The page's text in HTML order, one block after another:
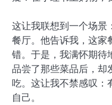
这让我联想到一个场景
餐厅。他告诉我，这家
错。于是，我满怀期待
品尝了那些菜品后，却
吃。这让我不禁感叹：
自己。